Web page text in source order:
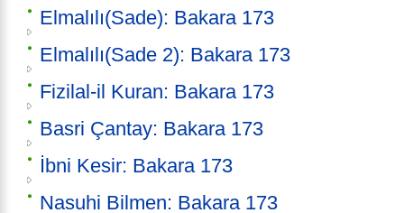
Elmalılı(Sade): Bakara 173
Elmalılı(Sade 2): Bakara 173
Fizilal-il Kuran: Bakara 173
Basri Çantay: Bakara 173
İbni Kesir: Bakara 173
Nasuhi Bilmen: Bakara 173